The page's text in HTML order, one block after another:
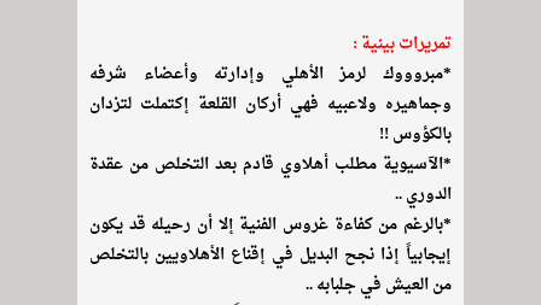
تمريرات بينية :
*مبروووك لرمز الأهلي وإدارته وأعضاء شرفه
وجماهيره ولاعبيه فهي أركان القلعة إكتملت لتزدان
بالكؤوس !!
*الآسيوية مطلب أهلاوي قادم بعد التخلص من عقدة
الدوري ..
*بالرغم من كفاءة غروس الفنية إلا أن رحيله قد يكون
إيجابياً إذا نجح البديل في إقناع الأهلاويين بالتخلص
من العيش في جلبابه ..